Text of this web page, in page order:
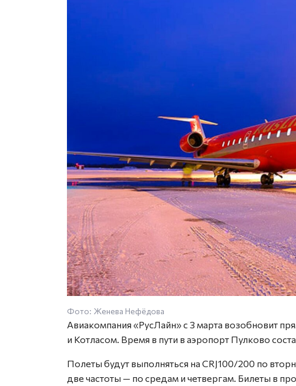
Фото: Женева Нефёдова
Авиакомпания «РусЛайн» с 3 марта возобновит
и Котласом. Время в пути в аэропорт Пулково
Полеты будут выполняться на CRJ100/200 по
две частоты — по средам и четвергам. Билеты в